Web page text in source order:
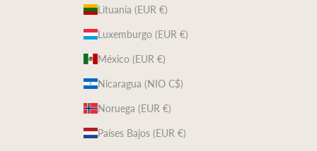
Lituania (EUR €)
Luxemburgo (EUR €)
México (EUR €)
Nicaragua (NIO C$)
Noruega (EUR €)
Países Bajos (EUR €)